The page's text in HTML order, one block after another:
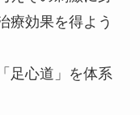
療効果を得よう
足心道」を体系